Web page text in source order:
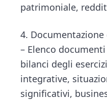
patrimoniale,
4.
– Elenco
bilanci degli
integrative,
significativi,